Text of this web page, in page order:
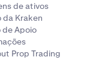
de ativos
da Kraken
Apoio
Prop Trading